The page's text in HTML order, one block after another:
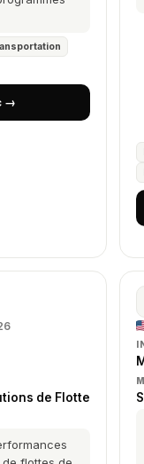
→
de Flotte